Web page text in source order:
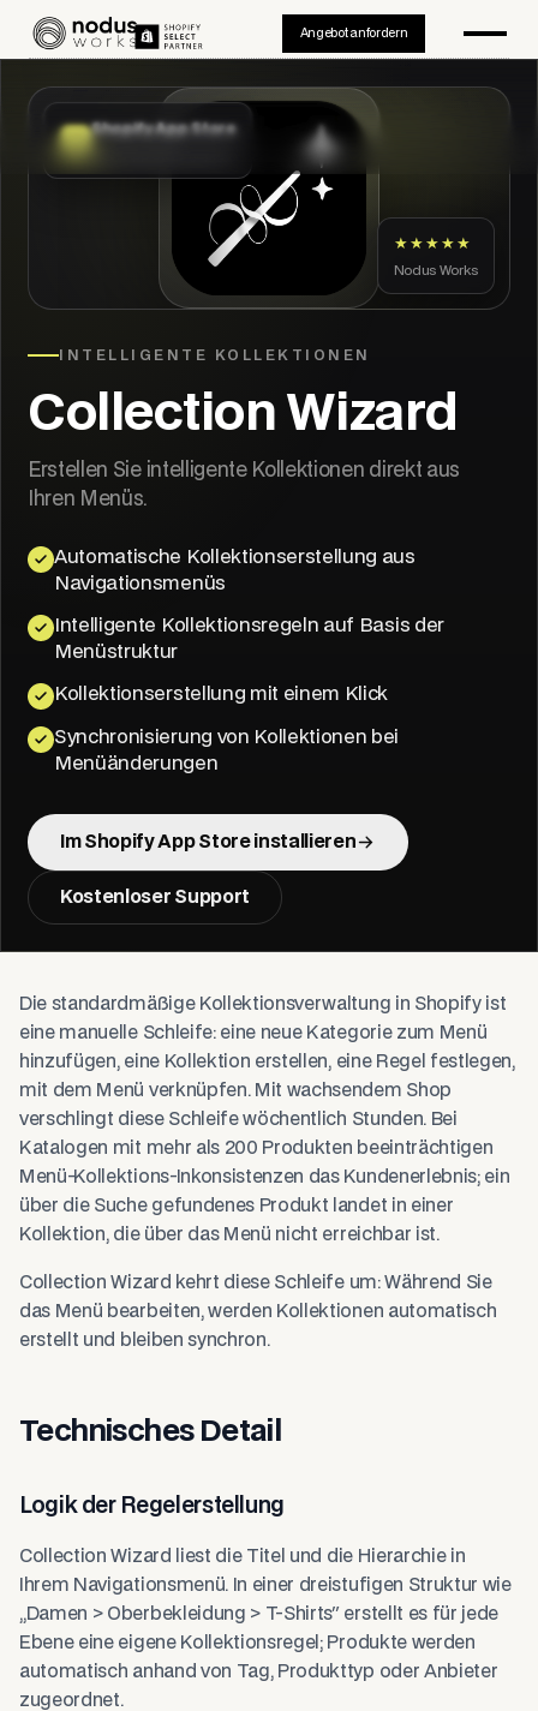
Angebot anfordern
INTELLIGENTE KOLLEKTIONEN
Collection Wizard
Erstellen Sie intelligente Kollektionen direkt aus
Ihren Menüs.
Automatische Kollektionserstellung aus
Navigationsmenüs
Intelligente Kollektionsregeln auf Basis der
Menüstruktur
Kollektionserstellung mit einem Klick
Synchronisierung von Kollektionen bei
Menüänderungen
Im Shopify App Store installieren
Kostenloser Support
Shopify App Store
★★★★★
Nodus Works
Die standardmäßige Kollektionsverwaltung in Shopify ist
eine manuelle Schleife: eine neue Kategorie zum Menü
hinzufügen, eine Kollektion erstellen, eine Regel festlegen,
mit dem Menü verknüpfen. Mit wachsendem Shop
verschlingt diese Schleife wöchentlich Stunden. Bei
Katalogen mit mehr als 200 Produkten beeinträchtigen
Menü-Kollektions-Inkonsistenzen das Kundenerlebnis; ein
über die Suche gefundenes Produkt landet in einer
Kollektion, die über das Menü nicht erreichbar ist.
Collection Wizard kehrt diese Schleife um: Während Sie
das Menü bearbeiten, werden Kollektionen automatisch
erstellt und bleiben synchron.
Technisches Detail
Logik der Regelerstellung
Collection Wizard liest die Titel und die Hierarchie in
Ihrem Navigationsmenü. In einer dreistufigen Struktur wie
„Damen > Oberbekleidung > T-Shirts" erstellt es für jede
Ebene eine eigene Kollektionsregel; Produkte werden
automatisch anhand von Tag, Produkttyp oder Anbieter
zugeordnet.